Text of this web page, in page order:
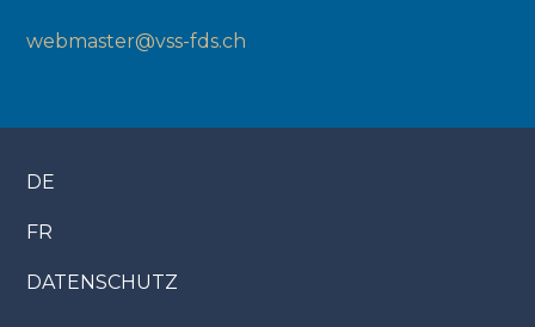
webmaster@vss-fds.ch
DE
FR
DATENSCHUTZ